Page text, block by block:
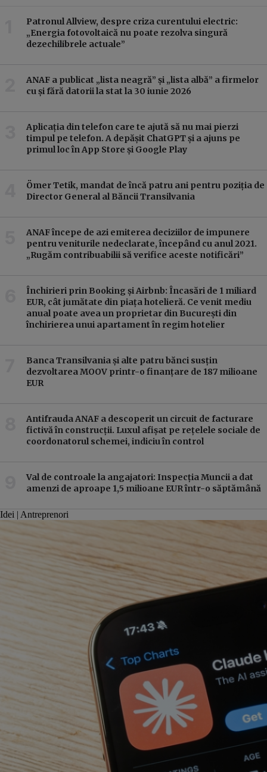
Patronul Allview, despre criza curentului electric:
„Energia fotovoltaică nu poate rezolva singură
dezechilibrele actuale”
ANAF a publicat „lista neagră” și „lista albă” a firmelor
cu și fără datorii la stat la 30 iunie 2026
Aplicația din telefon care te ajută să nu mai pierzi
timpul pe telefon. A depășit ChatGPT și a ajuns pe
primul loc în App Store și Google Play
Ömer Tetik, mandat de încă patru ani pentru poziția de
Director General al Băncii Transilvania
ANAF începe de azi emiterea deciziilor de impunere
pentru veniturile nedeclarate, începând cu anul 2021.
„Rugăm contribuabilii să verifice aceste notificări”
Închirieri prin Booking și Airbnb: Încasări de 1 miliard
EUR, cât jumătate din piața hotelieră. Ce venit mediu
anual poate avea un proprietar din București din
închirierea unui apartament în regim hotelier
Banca Transilvania și alte patru bănci susțin
dezvoltarea MOOV printr-o finanțare de 187 milioane
EUR
Antifrauda ANAF a descoperit un circuit de facturare
fictivă în construcții. Luxul afișat pe rețelele sociale de
coordonatorul schemei, indiciu în control
Val de controale la angajatori: Inspecția Muncii a dat
amenzi de aproape 1,5 milioane EUR într-o săptămână
Idei | Antreprenori